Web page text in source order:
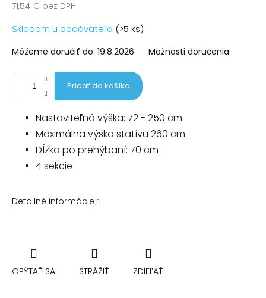
71,54 € bez DPH
Jednotková
cena:
Skladom u dodávateľa (>5 ks)
Môžeme doručiť do: 19.8.2026 Možnosti doručenia
Pridať do košíka
Nastaviteľná výška: 72 - 250 cm
Maximálna výška statívu 260 cm
Dĺžka po prehýbaní: 70 cm
4 sekcie
Detailné informácie
OPÝTAŤ SA STRÁŽIŤ ZDIEĽAŤ